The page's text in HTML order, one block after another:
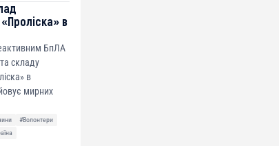
«Проліска» в
БпЛА
складу
в
мирних
#Волонтери